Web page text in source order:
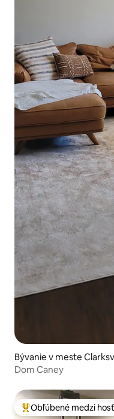
Bývanie v meste
Dom Caney
Najobľúbenejšie medzi
Obľúbené medzi